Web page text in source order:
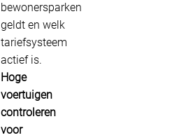
bewonersparken
geldt en welk
tariefsysteem
actief is.
Hoge
voertuigen
controleren
voor